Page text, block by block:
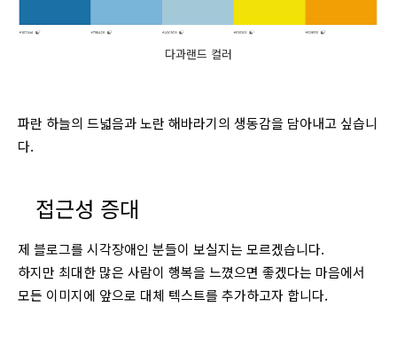
다과랜드 컬러
파란 하늘의 드넓음과 노란 해바라기의 생동감을 담아내고 싶습니
다.
접근성 증대
제 블로그를 시각장애인 분들이 보실지는 모르겠습니다.
하지만 최대한 많은 사람이 행복을 느꼈으면 좋겠다는 마음에서
모든 이미지에 앞으로 대체 텍스트를 추가하고자 합니다.